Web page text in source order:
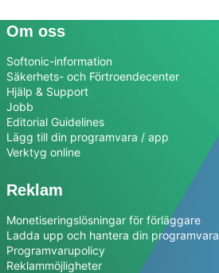
Om oss
Softonic-information
Säkerhets- och Förtroendecenter
Hjälp & Support
Jobb
Editorial Guidelines
Lägg till din programvara / app
Verktyg online
Reklam
Monetiseringslösningar för förläggare
Ladda upp och hantera din programvara
Programvarupolicy
Reklammöjligheter